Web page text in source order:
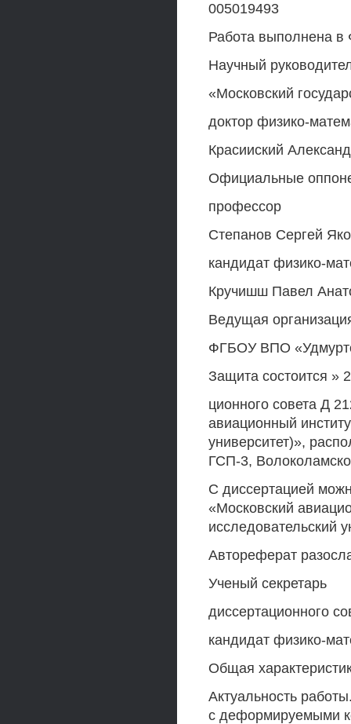
005019493
Работа выполнена
Научный
«Московский
доктор физико-
Красииский
Официальные
профессор
Степанов Сергей
кандидат физико-
Кручишш Павел
Ведущая
ФГБОУ ВПО
Защита состоится »
ционного совета Д
авиационный
университет)»,
ГСП-3,
С диссертацией
«Московский
исследовательский
Автореферат
Ученый секретарь
диссертационного
кандидат физико-
Общая
Актуальность
с деформируемыми